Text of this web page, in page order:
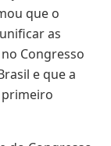
que o
as
Congresso
e que a